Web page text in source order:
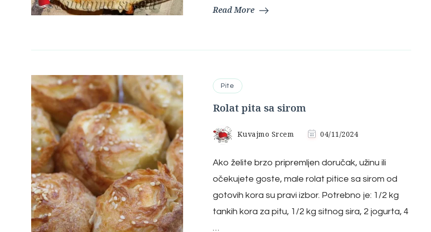
Read More
Pite
Rolat pita sa sirom
Kuvajmo Srcem 04/11/2024
Ako želite brzo pripremljen doručak, užinu ili
očekujete goste, male rolat pitice sa sirom od
gotovih kora su pravi izbor. Potrebno je: 1/2 kg
tankih kora za pitu, 1/2 kg sitnog sira, 2 jogurta, 4
…